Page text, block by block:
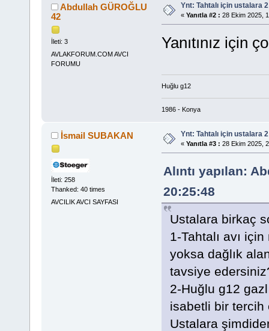
Abdullah GÜROĞLU
42
İleti: 3
AVLAKFORUM.COM AVCI
FORUMU
Ynt: Tahtalı için ustalara
« Yanıtla #2 : 28 Ekim 2025,
Yanıtınız için
Huğlu g12
1986 - Konya
İsmail SUBAKAN
İleti: 258
Thanked: 40 times
AVCILIK AVCI SAYFASI
Ynt: Tahtalı için ustalara
« Yanıtla #3 : 28 Ekim 2025,
Alıntı yapılan:
20:25:48
Ustalara birkaç
1-Tahtalı avı
yoksa dağlık
tavsiye
2-Huğlu g12
isabetli bir tercih
Ustalara